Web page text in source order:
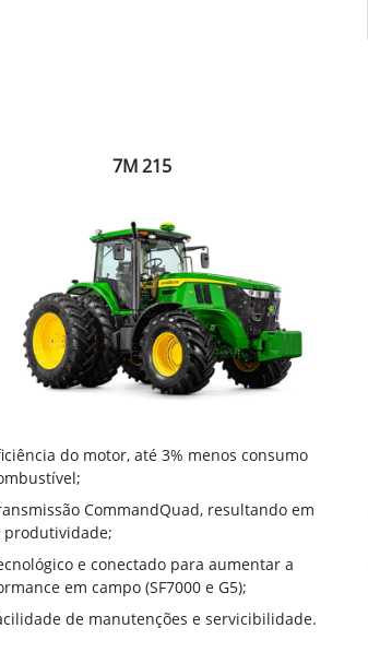
7M 215
do motor, até 3% menos consumo
CommandQuad, resultando em
produtividade;
e conectado para aumentar a
em campo (SF7000 e G5);
de manutenções e servicibilidade.